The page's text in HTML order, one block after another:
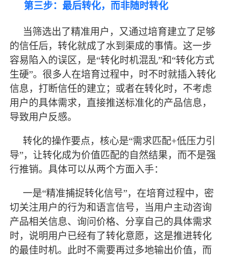
第三步： 最后转化，而非随时转化
当筛选出了精准用户，又通过培育建立了足够
的信任后，转化就成了水到渠成的事情。这一步
容易陷入的误区，是“转化时机混乱”和“转化方式
生硬”。很多人在培育过程中，时不时就插入转化
信息，打断信任的建立；或者在转化时，不考虑
用户的具体需求，直接推送标准化的产品信息，
导致用户反感。
转化的操作要点，核心是“需求匹配+低压力引
导”，让转化成为价值匹配的自然结果，而不是强
行推销。具体可以从两个方面入手：
一是“精准捕捉转化信号”，在培育过程中，密
切关注用户的行为和语言信号，当用户主动咨询
产品相关信息、询问价格、分享自己的具体需求
时，说明用户已经有了转化意愿，这是推进转化
的最佳时机。此时不需要再过多地输出价值，而